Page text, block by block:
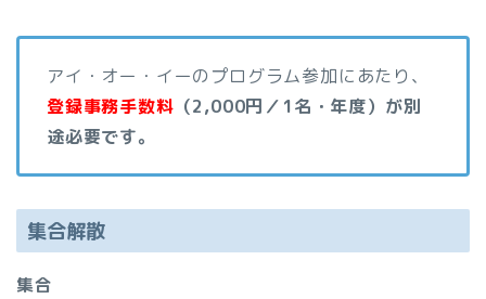
アイ・オー・イーのプログラム参加にあたり、
登録事務手数料 （2,000円／1名・年度）が別
途必要です。
集合解散
集合